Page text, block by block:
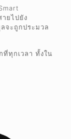
ยไปยัง
จะถูกประมวล
ที่ทุกเวลา ทั้งใน